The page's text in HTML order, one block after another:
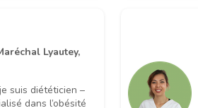
Lyautey,
suis diététicien –
dans l’obésité